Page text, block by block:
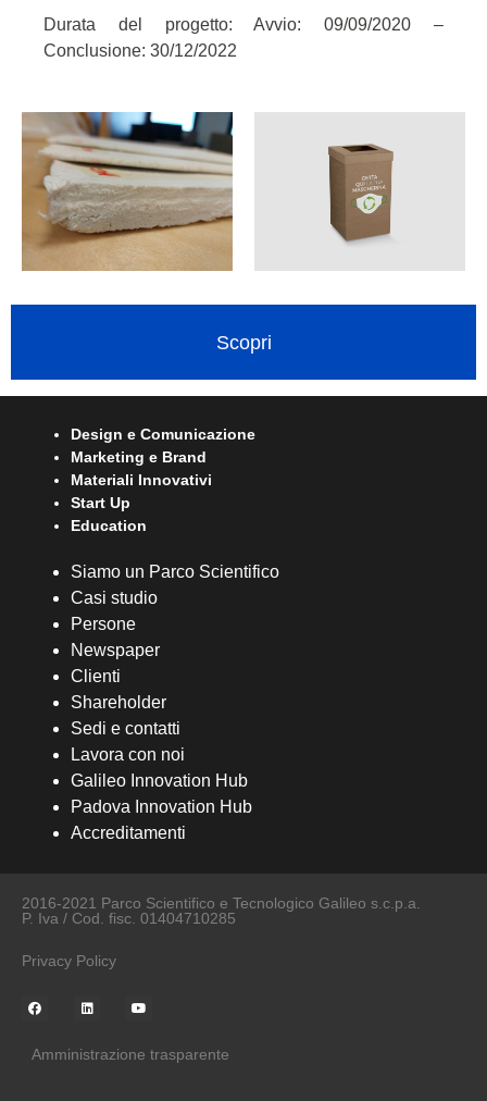
Durata del progetto: Avvio: 09/09/2020 –
Conclusione: 30/12/2022
Scopri
Design e Comunicazione
Marketing e Brand
Materiali Innovativi
Start Up
Education
Siamo un Parco Scientifico
Casi studio
Persone
Newspaper
Clienti
Shareholder
Sedi e contatti
Lavora con noi
Galileo Innovation Hub
Padova Innovation Hub
Accreditamenti
2016-2021 Parco Scientifico e Tecnologico Galileo s.c.p.a.
P. Iva / Cod. fisc. 01404710285
Privacy Policy
Amministrazione trasparente